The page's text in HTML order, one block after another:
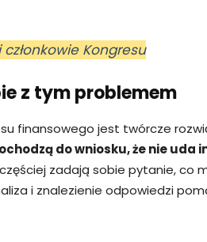
Kongresu
z tym problemem
finansowego jest twórcze
do wniosku, że nie uda
zadają sobie pytanie, co
i znalezienie odpowiedzi